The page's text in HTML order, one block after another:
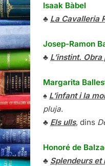
Isaak Bàbel
♣ La Cavalleria
Josep-Ramon
♣ L’instint.
Margarita
♠ L’infant i la
pluja.
♣ Els ulls, dins
Honoré de
♣ Splendeurs et